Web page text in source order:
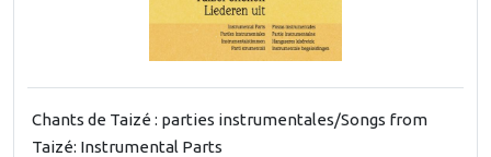
Chants de Taizé : parties instrumentales/Songs from
Taizé: Instrumental Parts